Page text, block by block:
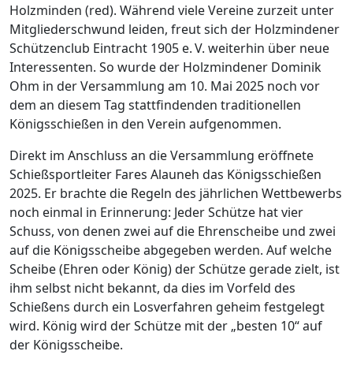
Holzminden (red). Während viele Vereine zurzeit unter
Mitgliederschwund leiden, freut sich der Holzmindener
Schützenclub Eintracht 1905 e. V. weiterhin über neue
Interessenten. So wurde der Holzmindener Dominik
Ohm in der Versammlung am 10. Mai 2025 noch vor
dem an diesem Tag stattfindenden traditionellen
Königsschießen in den Verein aufgenommen.
Direkt im Anschluss an die Versammlung eröffnete
Schießsportleiter Fares Alauneh das Königsschießen
2025. Er brachte die Regeln des jährlichen Wettbewerbs
noch einmal in Erinnerung: Jeder Schütze hat vier
Schuss, von denen zwei auf die Ehrenscheibe und zwei
auf die Königsscheibe abgegeben werden. Auf welche
Scheibe (Ehren oder König) der Schütze gerade zielt, ist
ihm selbst nicht bekannt, da dies im Vorfeld des
Schießens durch ein Losverfahren geheim festgelegt
wird. König wird der Schütze mit der „besten 10“ auf
der Königsscheibe.